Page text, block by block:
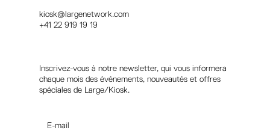
kiosk@largenetwork.com
+41 22 919 19 19
Inscrivez-vous à notre newsletter, qui vous informera
chaque mois des événements, nouveautés et offres
spéciales de Large/Kiosk.